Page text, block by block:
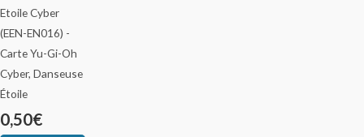
Cyber, Danseuse
Étoile
0,50€